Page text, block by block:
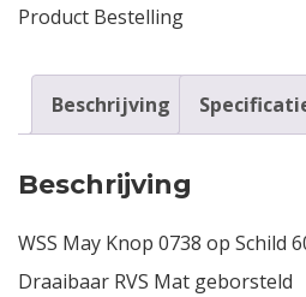
Product Bestelling
Beschrijving
Beschrijving
WSS May Knop 0738 op Schild
Draaibaar RVS Mat geborsteld